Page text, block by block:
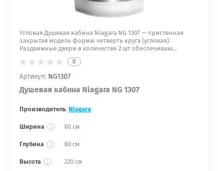
Угловая Душевая кабина Niagara NG 1307 — пристенная
закрытая модель формы четверть круга (угловая).
Раздвижные двери в количестве 2 шт обеспечиваю...
0
Артикул: NG1307
Душевая кабина Niagara NG 1307
Производитель Niagara
Ширина 80 см
Глубина 80 см
Высота 220 см